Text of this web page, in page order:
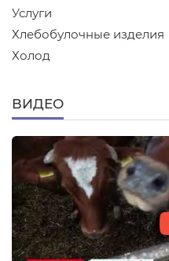
Услуги
Хлебобулочные изделия
Холод
ВИДЕО